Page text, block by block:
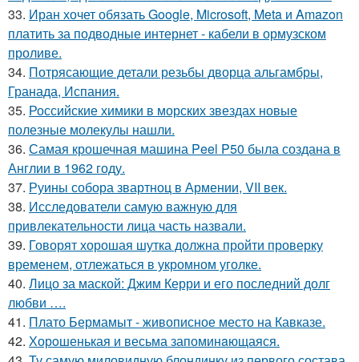
33. Иран хочет обязать Google, Microsoft, Meta и Amazon
платить за подводные интернет - кабели в ормузском
проливе.
34. Потрясающие детали резьбы дворца альгамбры,
Гранада, Испания.
35. Российские химики в морских звездах новые
полезные молекулы нашли.
36. Самая крошечная машина Peel P50 была создана в
Англии в 1962 году.
37. Руины собора звартноц в Армении, VII век.
38. Исследователи самую важную для
привлекательности лица часть назвали.
39. Говорят хорошая шутка должна пройти проверку
временем, отлежаться в укромном уголке.
40. Лицо за маской: Джим Керри и его последний долг
любви ….
41. Плато Бермамыт - живописное место на Кавказе.
42. Хорoшенькая и весьма запоминaющаяся.